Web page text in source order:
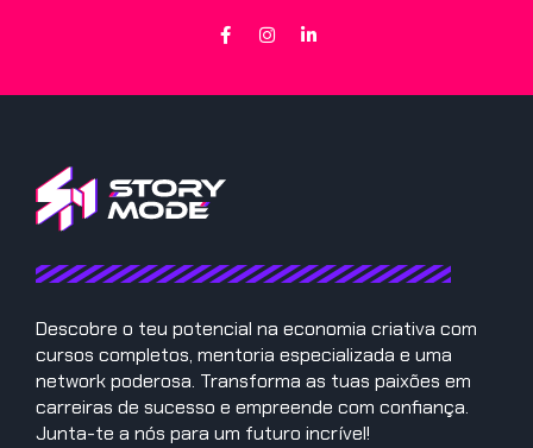
Descobre o teu potencial na economia criativa com
cursos completos, mentoria especializada e uma
network poderosa. Transforma as tuas paixões em
carreiras de sucesso e empreende com confiança.
Junta-te a nós para um futuro incrível!